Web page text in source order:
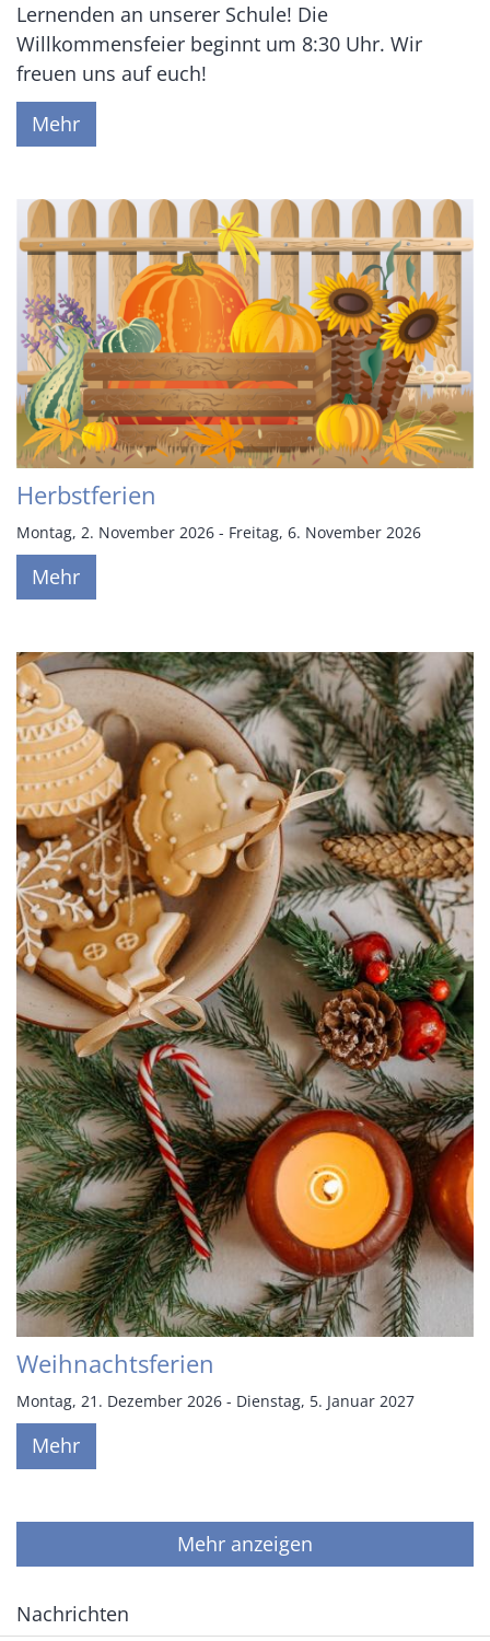
Lernenden an unserer Schule! Die
Willkommensfeier beginnt um 8:30 Uhr. Wir
freuen uns auf euch!
Mehr
Herbstferien
Montag, 2. November 2026 - Freitag, 6. November 2026
Mehr
Weihnachtsferien
Montag, 21. Dezember 2026 - Dienstag, 5. Januar 2027
Mehr
Mehr anzeigen
Nachrichten